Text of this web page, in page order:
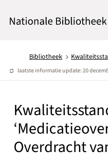
Bibliotheek
laatste informatie update: 20
Overdracht